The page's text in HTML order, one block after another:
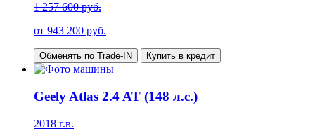
1 257 600 руб.
от 943 200 руб.
Обменять по Trade-IN Купить в кредит
Geely Atlas 2.4 AT (148 л.с.)
2018 г.в.